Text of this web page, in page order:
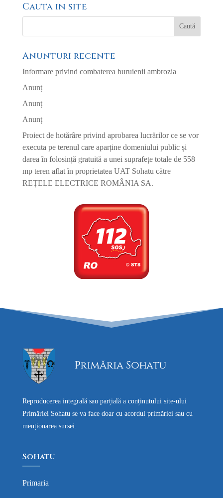
Cauta in site
Anunturi recente
Informare privind combaterea buruienii ambrozia
Anunț
Anunț
Anunț
Proiect de hotărâre privind aprobarea lucrărilor ce se vor
executa pe terenul care aparține domeniului public și
darea în folosință gratuită a unei suprafețe totale de 558
mp teren aflat în proprietatea UAT Sohatu către
REȚELE ELECTRICE ROMÂNIA SA.
Reproducerea integrală sau parțială a conținutului site-ului
Primăriei Sohatu se va face doar cu acordul primăriei sau cu
menționarea sursei.
Sohatu
Primaria